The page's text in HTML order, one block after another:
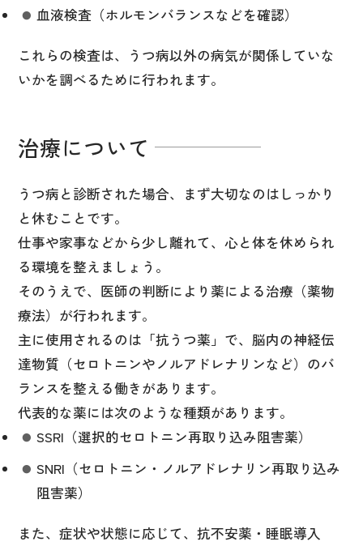
血液検査（ホルモンバランスなどを確認）
これらの検査は、うつ病以外の病気が関係していな
いかを調べるために行われます。
治療について
うつ病と診断された場合、まず大切なのはしっかり
と休むことです。
仕事や家事などから少し離れて、心と体を休められ
る環境を整えましょう。
そのうえで、医師の判断により薬による治療（薬物
療法）が行われます。
主に使用されるのは「抗うつ薬」で、脳内の神経伝
達物質（セロトニンやノルアドレナリンなど）のバ
ランスを整える働きがあります。
代表的な薬には次のような種類があります。
SSRI（選択的セロトニン再取り込み阻害薬）
SNRI（セロトニン・ノルアドレナリン再取り込み
阻害薬）
また、症状や状態に応じて、抗不安薬・睡眠導入